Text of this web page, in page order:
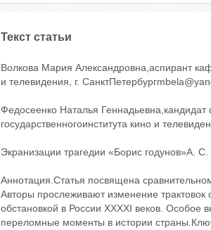
Текст статьи
Волкова Мария Александровна,аспирант
и телевидения, г.
Федосеенко Наталья Геннадьевна,кандидат
государственногоинститута кино и
Экранизации трагедии «Борис годунов»А.
Аннотация.Статья посвящена
Авторы прослеживают изменение трактовок
обстановкой в России XXXXI веков. Особое
переломные моменты в истории